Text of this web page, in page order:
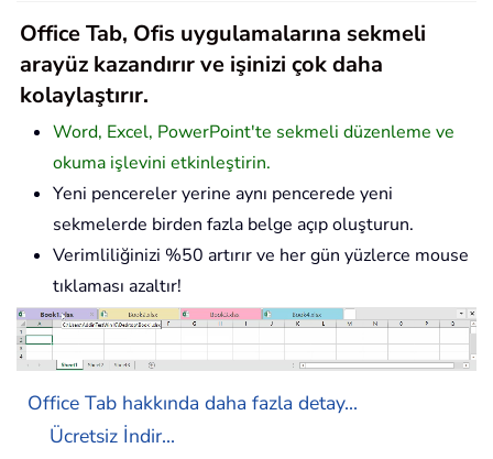
Office Tab, Ofis uygulamalarına sekmeli
arayüz kazandırır ve işinizi çok daha
kolaylaştırır.
Word, Excel, PowerPoint'te sekmeli düzenleme ve
okuma işlevini etkinleştirin.
Yeni pencereler yerine aynı pencerede yeni
sekmelerde birden fazla belge açıp oluşturun.
Verimliliğinizi %50 artırır ve her gün yüzlerce mouse
tıklaması azaltır!
Office Tab hakkında daha fazla detay...
Ücretsiz İndir...